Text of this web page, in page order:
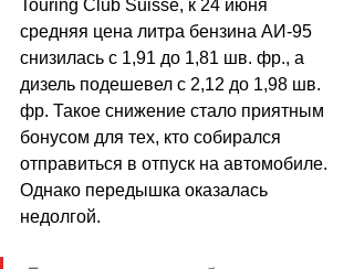
Touring Club Suisse, к 24 июня
средняя цена литра бензина АИ-95
снизилась с 1,91 до 1,81 шв. фр., а
дизель подешевел с 2,12 до 1,98 шв.
фр. Такое снижение стало приятным
бонусом для тех, кто собирался
отправиться в отпуск на автомобиле.
Однако передышка оказалась
недолгой.